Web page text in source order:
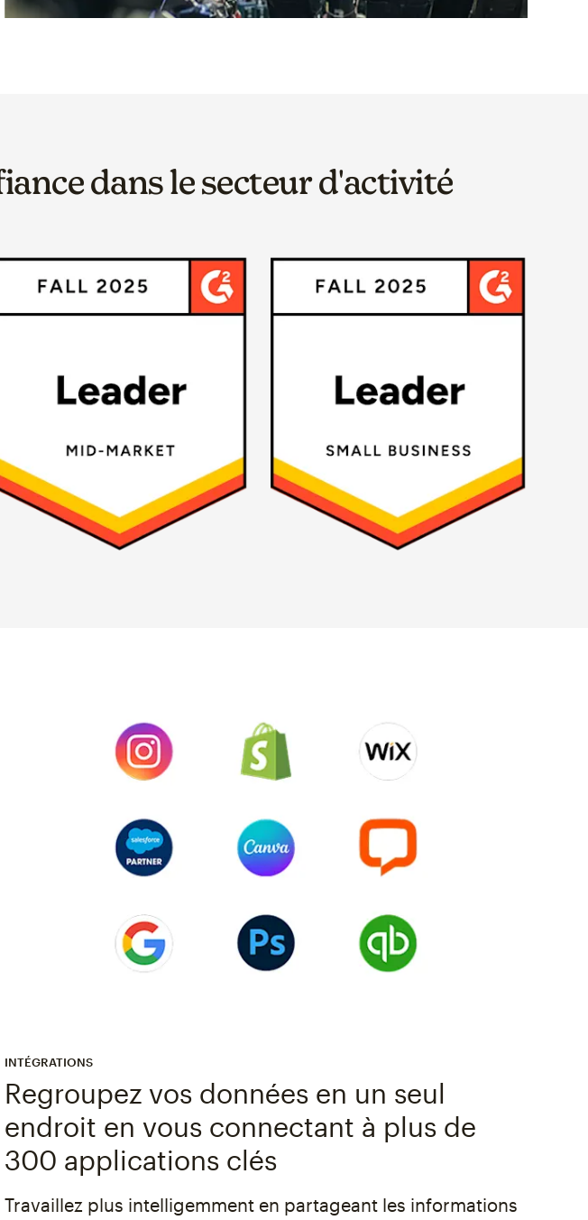
dans le secteur d'activité
INTÉGRATIONS
Regroupez vos données en un seul
endroit en vous connectant à plus de
300 applications clés
Travaillez plus intelligemment en partageant les informations